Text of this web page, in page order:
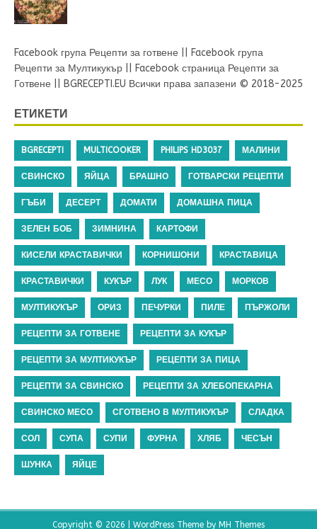
Facebook група Рецепти за готвене
Facebook група
Рецепти за Мултикукър
Facebook страница Рецепти за
Готвене
BGRECEPTI.EU Всички права запазени © 2018-2025
ЕТИКЕТИ
BGRECEPTI MULTICOOKER PHILIPS HD3037 МАЛИНИ
СВИНСКО ЯЙЦА БРАШНО ГОТВАРСКИ РЕЦЕПТИ
ГЪБИ ДЕСЕРТ ДОМАТИ ДОМАШНА ПИЦА
ЗЕЛЕН БОБ ЗИМНИНА КАРТОФИ
КИСЕЛИ КРАСТАВИЧКИ КОРНИШОНИ КРАСТАВИЦА
КРАСТАВИЧКИ КУКЪР ЛУК МЕСО МОРКОВ
МУЛТИКУКЪР ОРИЗ ПЕЧУРКИ ПИЛЕ ПЪРЖОЛИ
РЕЦЕПТИ ЗА ГОТВЕНЕ РЕЦЕПТИ ЗА КУКЪР
РЕЦЕПТИ ЗА МУЛТИКУКЪР РЕЦЕПТИ ЗА ПИЦА
РЕЦЕПТИ ЗА СВИНСКО РЕЦЕПТИ ЗА ХЛЕБОПЕКАРНА
СВИНСКО МЕСО СГОТВЕНО В МУЛТИКУКЪР СЛАДКА
СОЛ СУПА СУПИ ФУРНА ХЛЯБ ЧЕСЪН
ШУНКА ЯЙЦЕ
Copyright © 2026 | WordPress Theme by MH Themes